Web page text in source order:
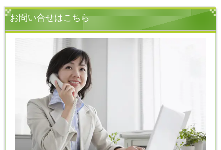
お問い合せはこちら